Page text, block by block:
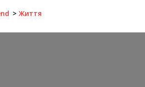
Життя